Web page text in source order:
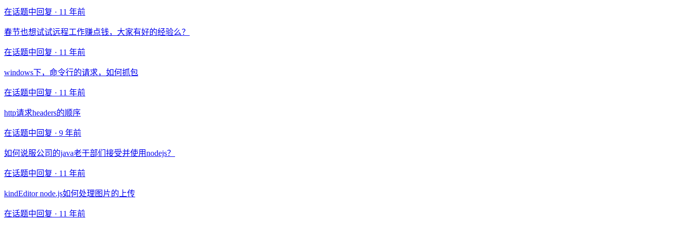
在话题中回复 · 11 年前
春节也想试试远程工作赚点钱，大家有好的经验么？
在话题中回复 · 11 年前
windows下，命令行的请求，如何抓包
在话题中回复 · 11 年前
http请求headers的顺序
在话题中回复 · 9 年前
如何说服公司的java老干部们接受并使用nodejs？
在话题中回复 · 11 年前
kindEditor node.js如何处理图片的上传
在话题中回复 · 11 年前